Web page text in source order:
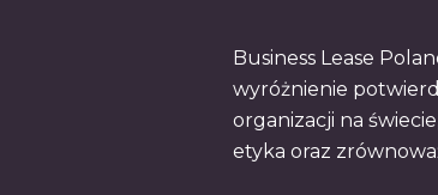
Business Lease
wyróżnienie
organizacji na
etyka oraz